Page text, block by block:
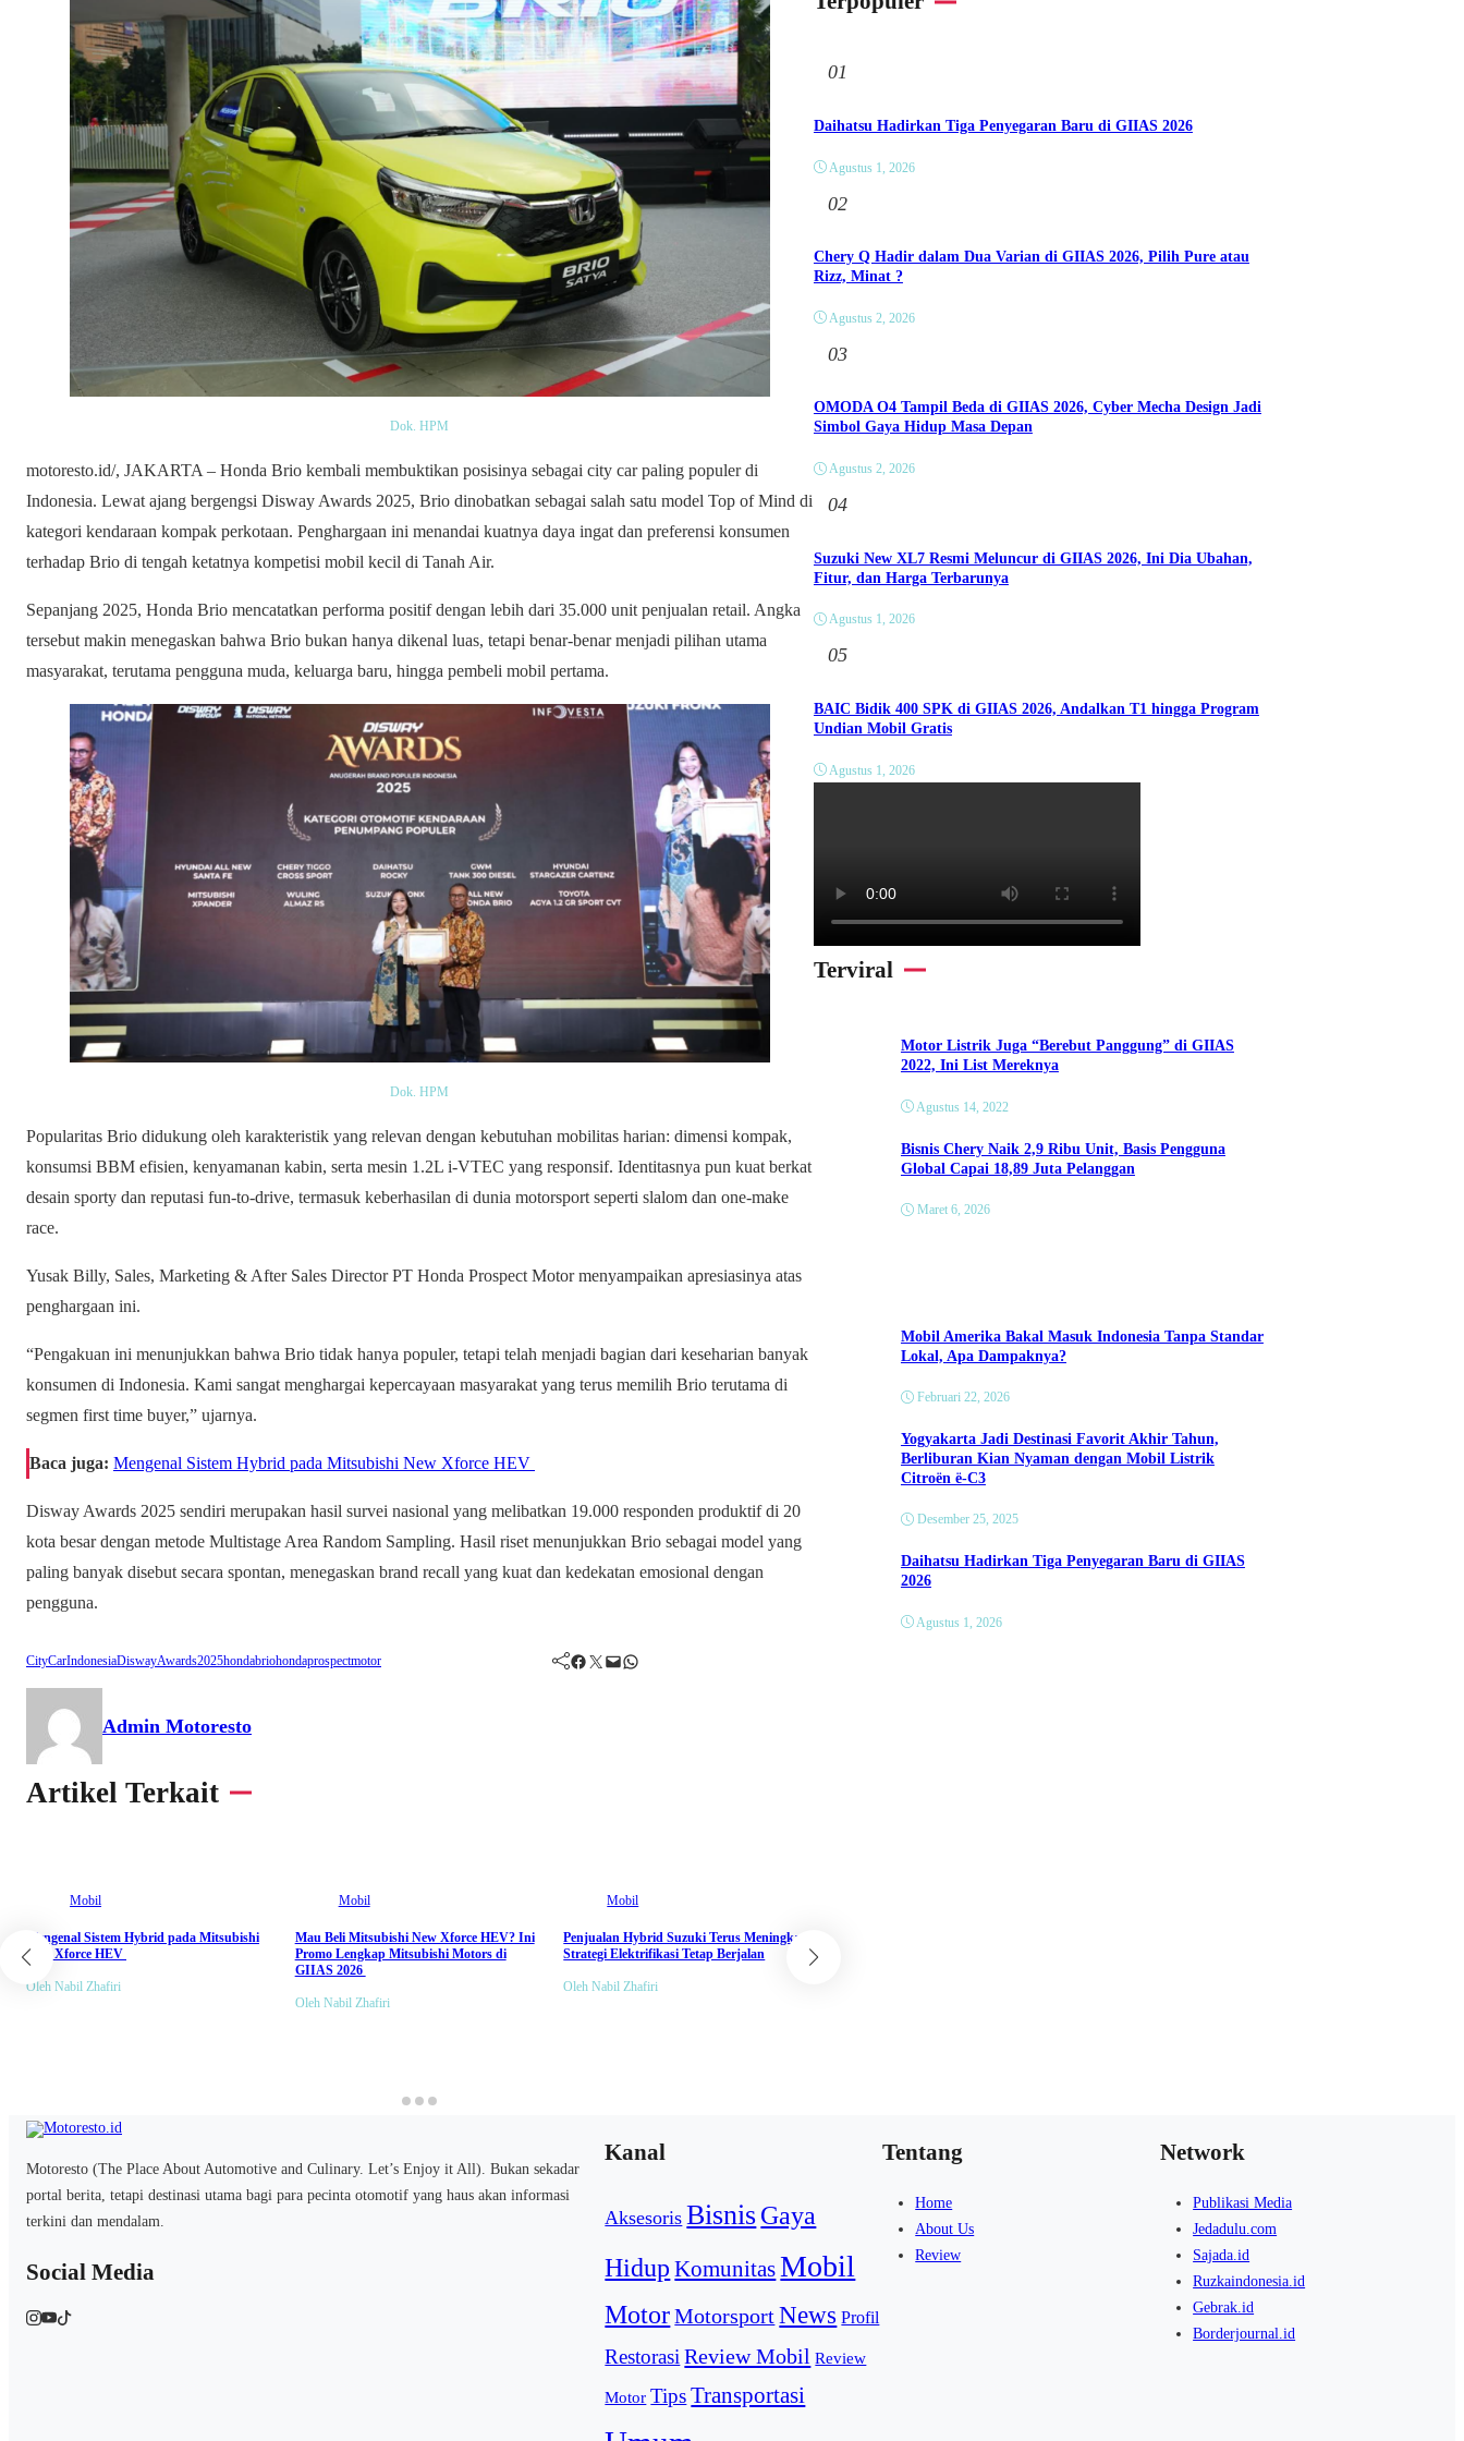
Dok. HPM
motoresto.id/, JAKARTA – Honda Brio kembali membuktikan posisinya sebagai city car paling populer di
Indonesia. Lewat ajang bergengsi Disway Awards 2025, Brio dinobatkan sebagai salah satu model Top of Mind di
kategori kendaraan kompak perkotaan. Penghargaan ini menandai kuatnya daya ingat dan preferensi konsumen
terhadap Brio di tengah ketatnya kompetisi mobil kecil di Tanah Air.
Sepanjang 2025, Honda Brio mencatatkan performa positif dengan lebih dari 35.000 unit penjualan retail. Angka
tersebut makin menegaskan bahwa Brio bukan hanya dikenal luas, tetapi benar-benar menjadi pilihan utama
masyarakat, terutama pengguna muda, keluarga baru, hingga pembeli mobil pertama.
Dok. HPM
Popularitas Brio didukung oleh karakteristik yang relevan dengan kebutuhan mobilitas harian: dimensi kompak,
konsumsi BBM efisien, kenyamanan kabin, serta mesin 1.2L i-VTEC yang responsif. Identitasnya pun kuat berkat
desain sporty dan reputasi fun-to-drive, termasuk keberhasilan di dunia motorsport seperti slalom dan one-make
race.
Yusak Billy, Sales, Marketing & After Sales Director PT Honda Prospect Motor menyampaikan apresiasinya atas
penghargaan ini.
“Pengakuan ini menunjukkan bahwa Brio tidak hanya populer, tetapi telah menjadi bagian dari keseharian banyak
konsumen di Indonesia. Kami sangat menghargai kepercayaan masyarakat yang terus memilih Brio terutama di
segmen first time buyer,” ujarnya.
Baca juga: Mengenal Sistem Hybrid pada Mitsubishi New Xforce HEV
Disway Awards 2025 sendiri merupakan hasil survei nasional yang melibatkan 19.000 responden produktif di 20
kota besar dengan metode Multistage Area Random Sampling. Hasil riset menunjukkan Brio sebagai model yang
paling banyak disebut secara spontan, menegaskan brand recall yang kuat dan kedekatan emosional dengan
pengguna.
CityCarIndonesiaDiswayAwards2025hondabriohondaprospectmotor Facebook Twitter Mail WhatsApp
Admin Motoresto
Artikel Terkait
Mobil
Mengenal Sistem Hybrid pada Mitsubishi
New Xforce HEV
Oleh Nabil Zhafiri
Mobil
Mau Beli Mitsubishi New Xforce HEV? Ini
Promo Lengkap Mitsubishi Motors di
GIIAS 2026
Oleh Nabil Zhafiri
Mobil
Penjualan Hybrid Suzuki Terus Meningkat,
Strategi Elektrifikasi Tetap Berjalan
Oleh Nabil Zhafiri
01
Daihatsu Hadirkan Tiga Penyegaran Baru di GIIAS 2026
Agustus 1, 2026
02
Chery Q Hadir dalam Dua Varian di GIIAS 2026, Pilih Pure atau
Rizz, Minat ?
Agustus 2, 2026
03
OMODA O4 Tampil Beda di GIIAS 2026, Cyber Mecha Design Jadi
Simbol Gaya Hidup Masa Depan
Agustus 2, 2026
04
Suzuki New XL7 Resmi Meluncur di GIIAS 2026, Ini Dia Ubahan,
Fitur, dan Harga Terbarunya
Agustus 1, 2026
05
BAIC Bidik 400 SPK di GIIAS 2026, Andalkan T1 hingga Program
Undian Mobil Gratis
Agustus 1, 2026
Terviral
Motor Listrik Juga “Berebut Panggung” di GIIAS
2022, Ini List Mereknya
Agustus 14, 2022
Bisnis Chery Naik 2,9 Ribu Unit, Basis Pengguna
Global Capai 18,89 Juta Pelanggan
Maret 6, 2026
Mobil Amerika Bakal Masuk Indonesia Tanpa Standar
Lokal, Apa Dampaknya?
Februari 22, 2026
Yogyakarta Jadi Destinasi Favorit Akhir Tahun,
Berliburan Kian Nyaman dengan Mobil Listrik
Citroën ë-C3
Desember 25, 2025
Daihatsu Hadirkan Tiga Penyegaran Baru di GIIAS
2026
Agustus 1, 2026
Motoresto (The Place About Automotive and Culinary. Let’s Enjoy it All). Bukan sekadar
portal berita, tetapi destinasi utama bagi para pecinta otomotif yang haus akan informasi
terkini dan mendalam.
Social Media
Kanal
Aksesoris BisnisGaya
Hidup KomunitasMobil
MotorMotorsportNews Profil
Restorasi Review Mobil Review
Motor Tips Transportasi
Tentang
Home
About Us
Review
Network
Publikasi Media
Jedadulu.com
Sajada.id
Ruzkaindonesia.id
Gebrak.id
Borderjournal.id